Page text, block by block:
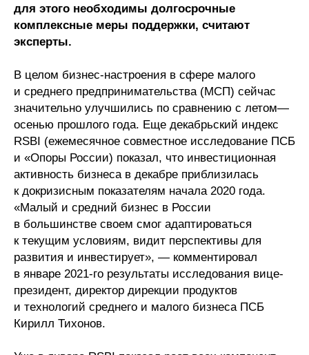
Проблемы прогнозирования
О журнале
Редакционная этика
Информация для авторов
Общие требования
Стандарты оформления
Научные труды
О журнале
Выпуски
для этого необходимы долгосрочные
комплексные меры поддержки, считают
эксперты.
В целом бизнес-настроения в сфере малого
и среднего предпринимательства (МСП) сейчас
значительно улучшились по сравнению с летом—
осенью прошлого года. Еще декабрьский индекс
RSBI (ежемесячное совместное исследование ПСБ
и «Опоры России) показал, что инвестиционная
активность бизнеса в декабре приблизилась
к докризисным показателям начала 2020 года.
«Малый и средний бизнес в России
в большинстве своем смог адаптироваться
к текущим условиям, видит перспективы для
развития и инвестирует», — комментировал
в январе 2021-го результаты исследования вице-
президент, директор дирекции продуктов
и технологий среднего и малого бизнеса ПСБ
Кирилл Тихонов.